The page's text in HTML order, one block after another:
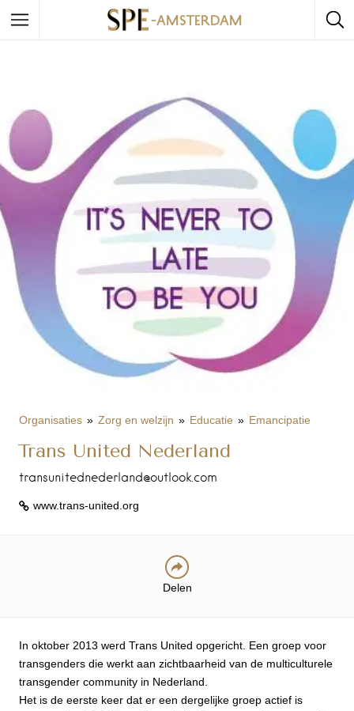
Organisaties Zorg en welzijn Educatie Emancipatie
Trans United Nederland
transunitednederland@outlook.com
www.trans-united.org
Delen
In oktober 2013 werd Trans United opgericht. Een groep voor
transgenders die werkt aan zichtbaarheid van de multiculturele
transgender community in Nederland.
Het is de eerste keer dat er een dergelijke groep actief is